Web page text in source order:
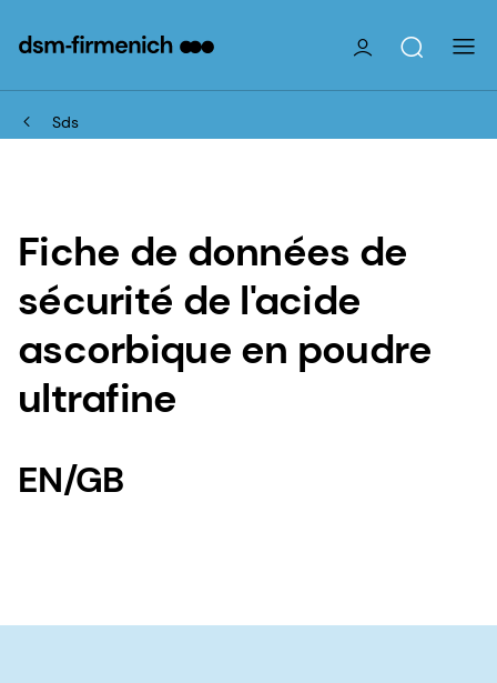
Sds
Fiche de données de
sécurité de l'acide
ascorbique en poudre
ultrafine
EN/GB